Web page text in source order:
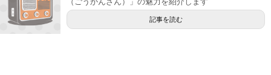
記事を読む